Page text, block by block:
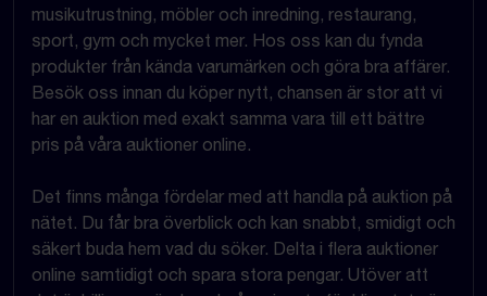
musikutrustning, möbler och inredning, restaurang,
sport, gym och mycket mer. Hos oss kan du fynda
produkter från kända varumärken och göra bra affärer.
Besök oss innan du köper nytt, chansen är stor att vi
har en auktion med exakt samma vara till ett bättre
pris på våra auktioner online.
Det finns många fördelar med att handla på auktion på
nätet. Du får bra överblick och kan snabbt, smidigt och
säkert buda hem vad du söker. Delta i flera auktioner
online samtidigt och spara stora pengar. Utöver att